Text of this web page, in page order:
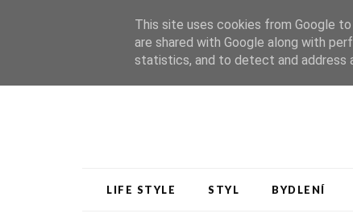
HAAS+SOHN Rukov Kontakt
LIFE STYLE STYL BYDLENÍ
This site uses cookies from Google
are shared with Google along with
statistics, and to detect and address